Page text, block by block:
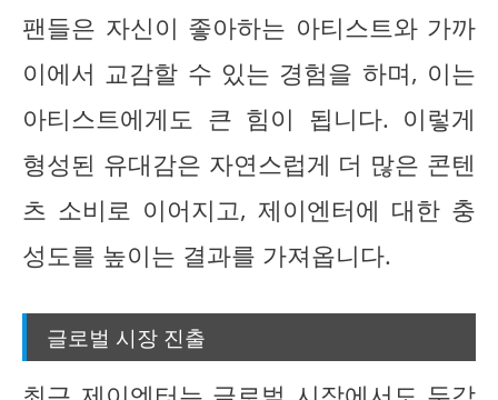
팬들은 자신이 좋아하는 아티스트와 가까
이에서 교감할 수 있는 경험을 하며, 이는
아티스트에게도 큰 힘이 됩니다. 이렇게
형성된 유대감은 자연스럽게 더 많은 콘텐
츠 소비로 이어지고, 제이엔터에 대한 충
성도를 높이는 결과를 가져옵니다.
글로벌 시장 진출